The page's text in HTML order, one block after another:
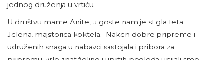
jednog druženja u vrtiću.
U društvu mame Anite, u goste nam je stigla teta
Jelena, majstorica koktela. Nakon dobre pripreme i
udruženih snaga u nabavci sastojala i pribora za